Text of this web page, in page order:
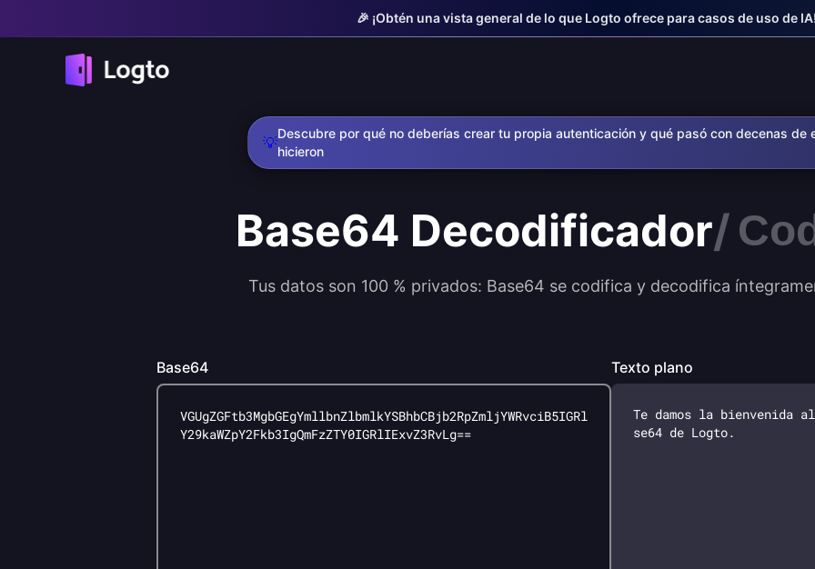
🎉 ¡Obtén una vista general de lo que Logto ofrece para casos de uso de
💡
Descubre por qué no deberías crear tu propia autenticación y qué pasó con decenas de
hicieron
Base64 Decodificador/
Tus datos son 100 % privados: Base64 se codifica y decodifica
Texto plano
Base64